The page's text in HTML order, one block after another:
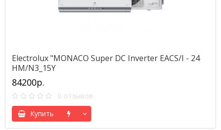
Electrolux "MONACO Super DC Inverter EACS/I - 24
HM/N3_15Y
84200р.
0 отзывов
Купить